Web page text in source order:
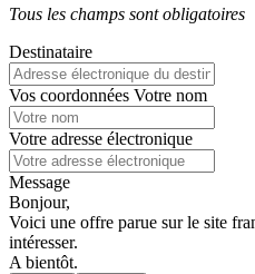
Tous les champs sont obligatoires
Destinataire
Vos coordonnées Votre nom
Votre adresse électronique
Message
Bonjour,
Voici une offre parue sur le site
intéresser.
A bientôt.